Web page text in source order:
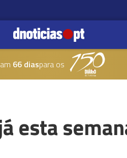
66 diaspara os
esta